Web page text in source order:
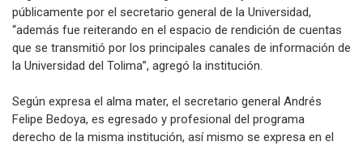
públicamente por el secretario general de la Universidad,
“además fue reiterando en el espacio de rendición de cuentas
que se transmitió por los principales canales de información de
la Universidad del Tolima”, agregó la institución.
Según expresa el alma mater, el secretario general Andrés
Felipe Bedoya, es egresado y profesional del programa
derecho de la misma institución, así mismo se expresa en el